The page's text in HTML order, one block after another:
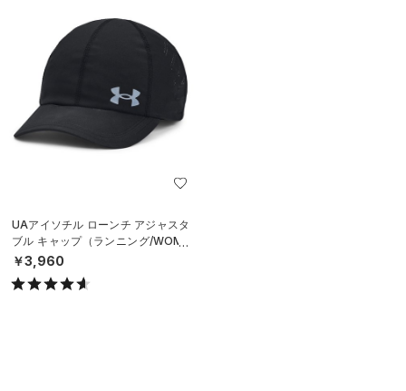
UAアイソチル ローンチ アジャスタ
ブル キャップ（ランニング/WOME
N）
￥3,960